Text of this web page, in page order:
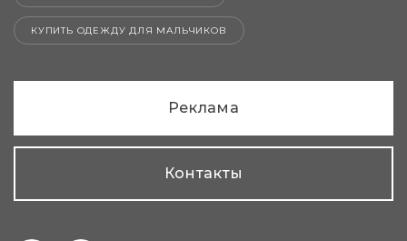
КУПИТЬ ОДЕЖДУ ДЛЯ МАЛЬЧИКОВ
Реклама
Контакты